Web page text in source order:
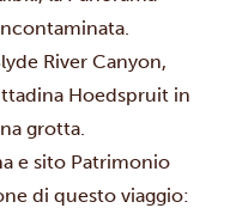
River Canyon,
Hoedspruit in
grotta.
e sito Patrimonio
di questo viaggio: